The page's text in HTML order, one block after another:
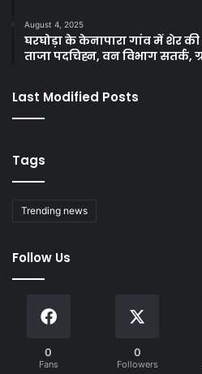
August 4, 2025
घरघोड़ा के केनापारा गांव में शेर
ताजा पदचिह्न, वन विभाग सतर्क,
Last Modified Posts
Tags
Trending news
Follow Us
0
Fans
0
Followers